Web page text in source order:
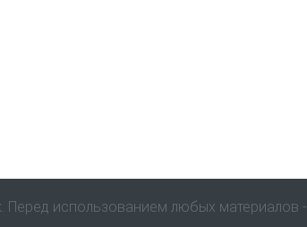
Перед использованием любых материалов -